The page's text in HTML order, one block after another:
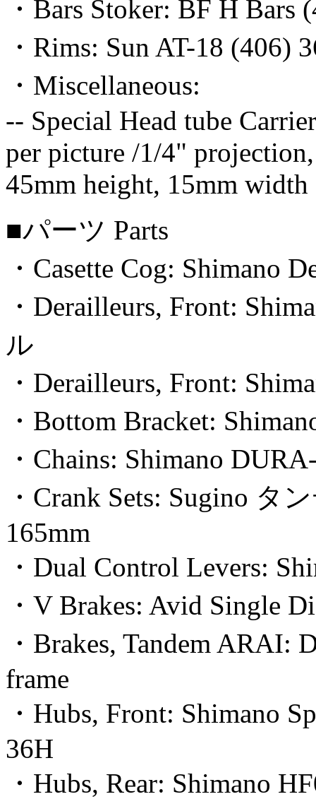
・Bars Stoker: BF H Bars
・Rims: Sun AT-18 (406)
・Miscellaneous:
-- Special Head tube
per picture /1/4"
45mm height, 15mm width
■パーツ Parts
・Casette Cog: Shimano
・Derailleurs, Front:
ル
・Derailleurs, Front:
・Bottom Bracket:
・Chains: Shimano
・Crank Sets: Sugino タ
165mm
・Dual Control Levers:
・V Brakes: Avid Single
・Brakes, Tandem ARAI:
frame
・Hubs, Front: Shimano
36H
・Hubs, Rear: Shimano